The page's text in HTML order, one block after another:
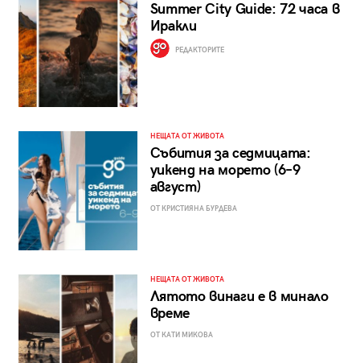
Summer City Guide: 72 часа в
Иракли
РЕДАКТОРИТЕ
НЕЩАТА ОТ ЖИВОТА
Събития за седмицата:
уикенд на морето (6–9
август)
ОТ КРИСТИЯНА БУРДЕВА
НЕЩАТА ОТ ЖИВОТА
Лятото винаги е в минало
време
ОТ КАТИ МИКОВА